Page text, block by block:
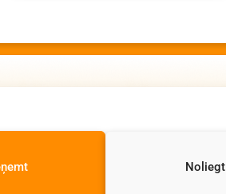
Noliegt
tālr. Direktors: 65423030,